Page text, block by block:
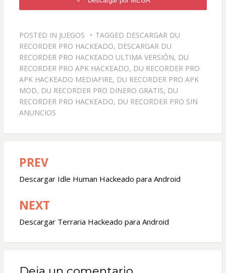
POSTED IN JUEGOS TAGGED DESCARGAR DU
RECORDER PRO HACKEADO, DESCARGAR DU
RECORDER PRO HACKEADO ULTIMA VERSIÓN, DU
RECORDER PRO APK HACKEADO, DU RECORDER PRO
APK HACKEADO MEDIAFIRE, DU RECORDER PRO APK
MOD, DU RECORDER PRO DINERO GRATIS, DU
RECORDER PRO HACKEADO, DU RECORDER PRO SIN
ANUNCIOS
Navegación
de
entradas
PREV
Descargar Idle Human Hackeado para Android
NEXT
Descargar Terraria Hackeado para Android